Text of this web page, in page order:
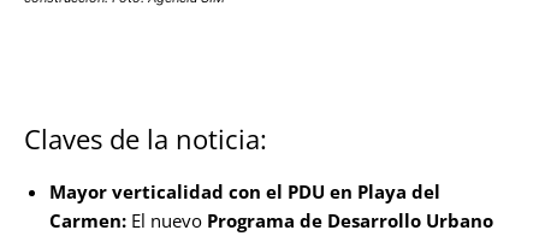
Claves de la noticia:
Mayor verticalidad con el PDU en Playa del
Carmen: El nuevo Programa de Desarrollo Urbano